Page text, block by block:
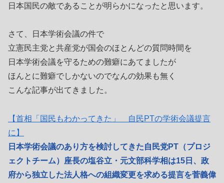
日本国民の敵であることが明らかになったと思います。
さて、日本学術会議の件で
立憲民主党と共産党が国会のほとんどの質問時間を
日本学術会議を守るための難癖にあてましたが
ほんとに難癖でしかないのでなんの効果も無く
こんな記事が出てきました。
【首相「国民もわかってきた」 自民PTの学術会議提言
に】
日本学術会議のあり方を検討してきた自民党PT（プロジ
ェクトチーム）座長の塩谷立・元文部科学相は15日、政
府から独立した法人格への組織変更を求める提言を菅義偉